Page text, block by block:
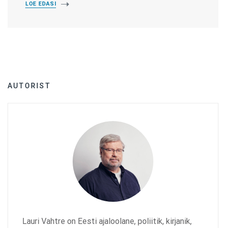
LOE EDASI
AUTORIST
Lauri Vahtre on Eesti ajaloolane, poliitik, kirjanik,